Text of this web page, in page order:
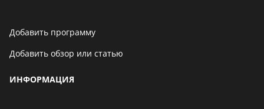
Добавить программу
Добавить обзор или статью
ИНФОРМАЦИЯ